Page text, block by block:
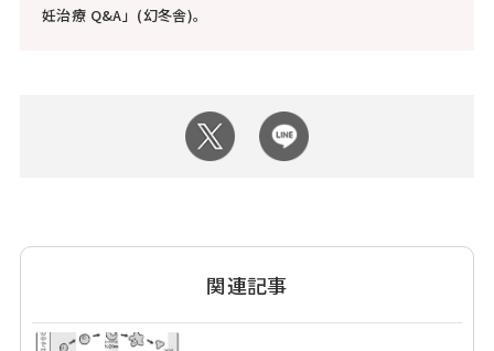
妊治療 Q&A」(幻冬舎)。
関連記事